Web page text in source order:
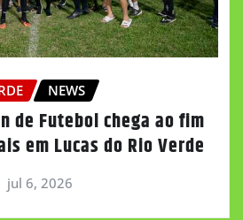
NEWS
de Futebol chega ao fim
em Lucas do Rio Verde
jul 6, 2026